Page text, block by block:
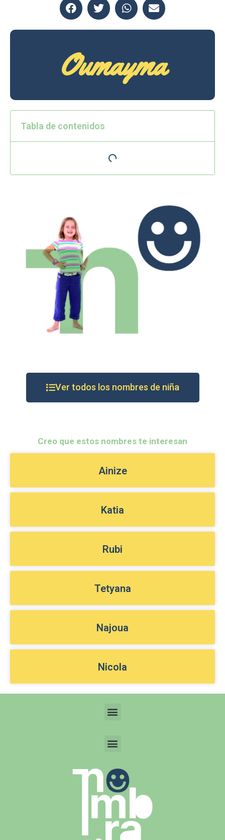
Oumayma
Tabla de contenidos
Ver todos los nombres de niña
Creo que estos nombres te interesan
Ainize
Katia
Rubi
Tetyana
Najoua
Nicola